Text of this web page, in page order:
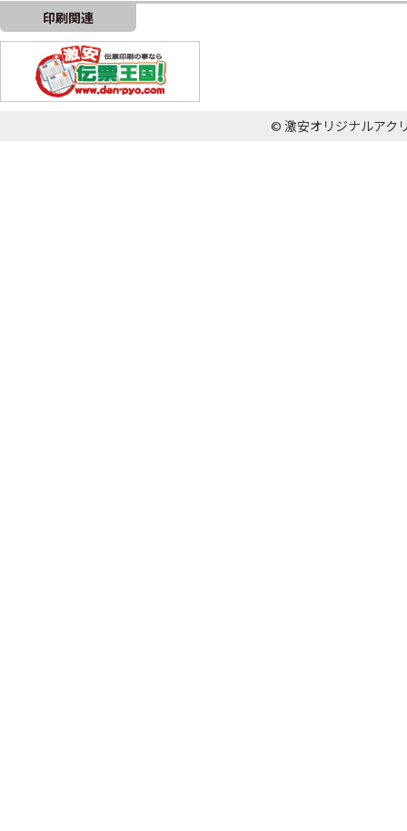
印刷関連
© 激安オリジナルアク